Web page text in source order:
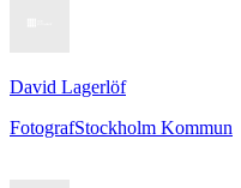
David Lagerlöf
FotografStockholm Kommun